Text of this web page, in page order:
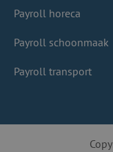
Payroll horeca
Payroll schoonmaak
Payroll transport